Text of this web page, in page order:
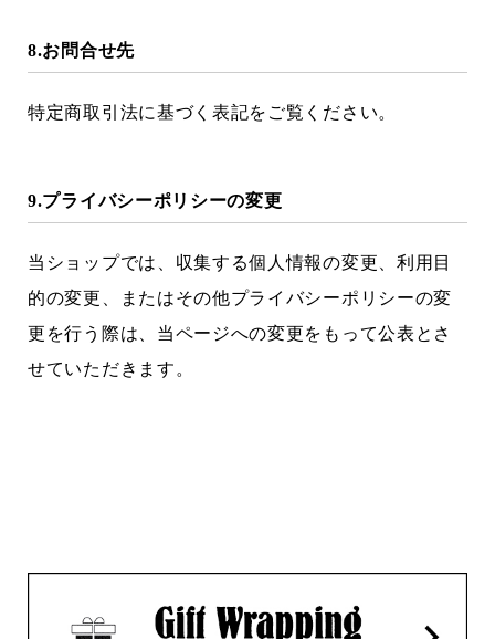
8.お問合せ先
特定商取引法に基づく表記をご覧ください。
9.プライバシーポリシーの変更
当ショップでは、収集する個人情報の変更、利用目
的の変更、またはその他プライバシーポリシーの変
更を行う際は、当ページへの変更をもって公表とさ
せていただきます。